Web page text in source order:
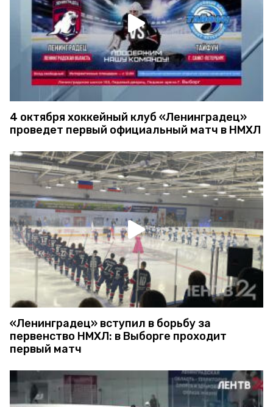
4 октября хоккейный клуб «Ленинградец»
проведет первый официальный матч в НМХЛ
«Ленинградец» вступил в борьбу за
первенство НМХЛ: в Выборге проходит
первый матч